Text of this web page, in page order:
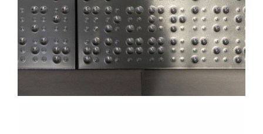
VANJSKI
UREDSKI